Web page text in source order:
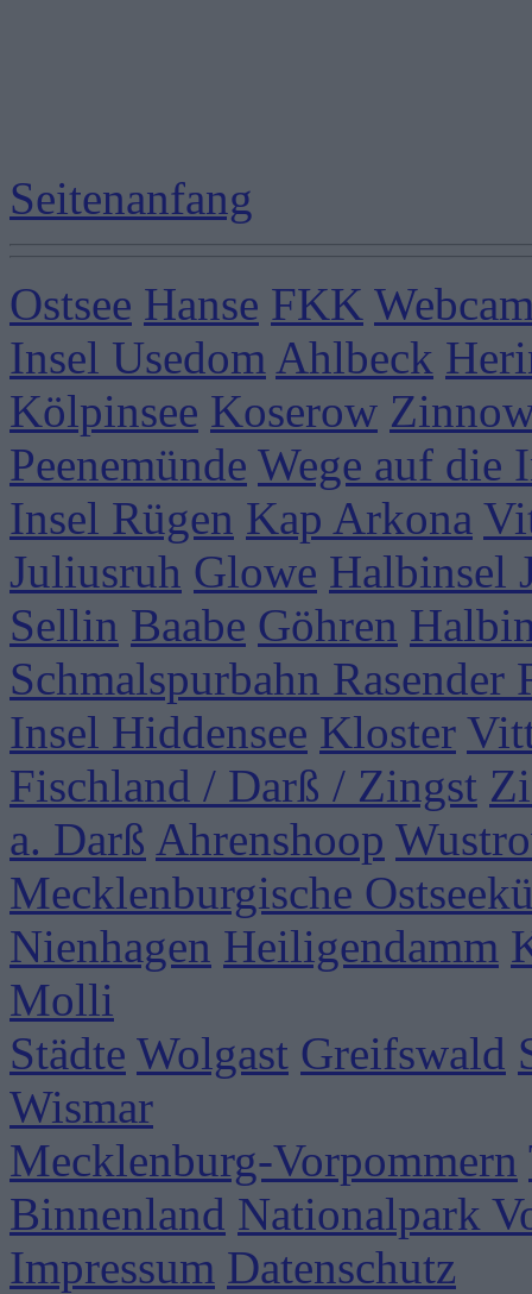
Seitenanfang
Ostsee Hanse FKK
Insel Usedom Ahlbeck
Kölpinsee Koserow
Peenemünde Wege auf die
Insel Rügen Kap Arkona
Juliusruh Glowe Halbinsel
Sellin Baabe Göhren
Schmalspurbahn Rasender
Insel Hiddensee Kloster
Fischland / Darß / Zingst
a. Darß Ahrenshoop
Mecklenburgische
Nienhagen Heiligendamm
Molli
Städte Wolgast Greifswald
Wismar
Mecklenburg-Vorpommern
Binnenland Nationalpark
Impressum Datenschutz